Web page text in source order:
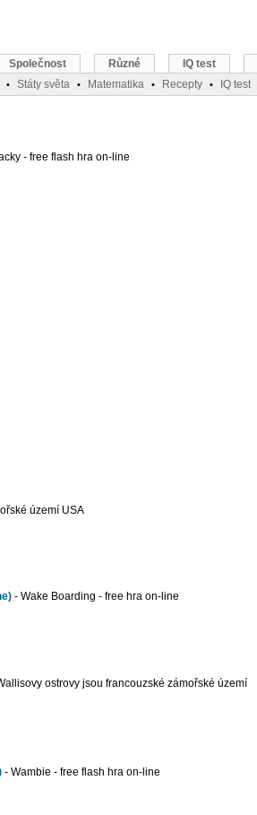
- free flash hra on-line
území USA
- Wake Boarding - free hra on-line
ostrovy jsou francouzské zámořské území
- Wambie - free flash hra on-line
Společnost Různé IQ test
• Státy světa • Matematika • Recepty • IQ test